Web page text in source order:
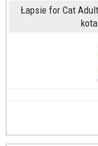
Łapsie for Cat